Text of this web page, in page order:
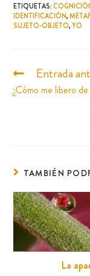
ETIQUETAS:
IDENTIFICACIÓN,
SUJETO-OBJETO, YO
Entrada
¿Cómo me libero
TAMBIÉN
La